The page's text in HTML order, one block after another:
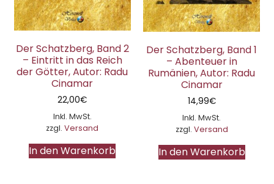
Der Schatzberg, Band 2
– Eintritt in das Reich
der Götter, Autor: Radu
Cinamar
22,00€
Inkl. MwSt.
zzgl.Versand
In den Warenkorb
Der Schatzberg, Band 1
– Abenteuer in
Rumänien, Autor: Radu
Cinamar
14,99€
Inkl. MwSt.
zzgl. Versand
In den Warenkorb